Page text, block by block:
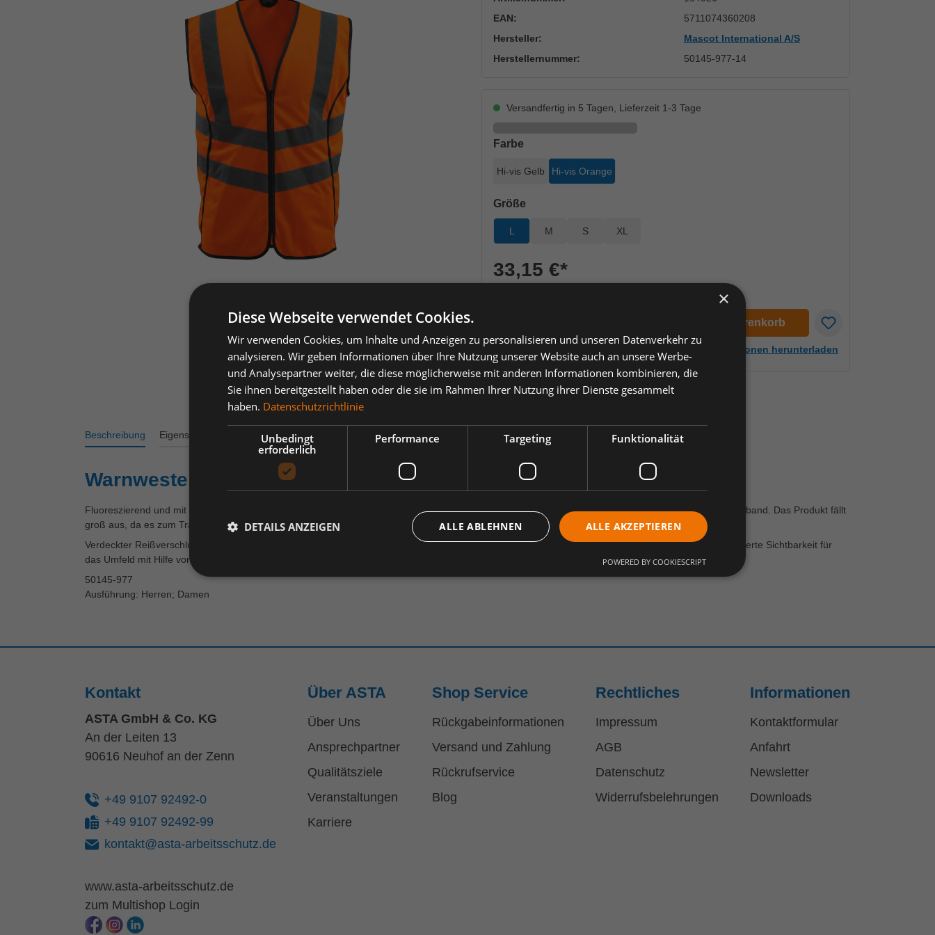
Hersteller: Mascot International A/S
EAN:
5711074360208
Herstellernummer: 50145-977-14
Versandfertig in 5 Tagen, Lieferzeit 1-3 Tage
Farbe
Hi-vis Gelb Hi-vis Orange
Größe
L M S XL
33,15 €*
In den Warenkorb
Artikelinformationen herunterladen
Beschreibung Eigenschaften Varianten Bewertungen Downloads 1
Warnweste MASCOT® Wingate 50145-977 Hi-vis Orange, Gr. L
Fluoreszierend und mit Reflexschulterstreifen sowie schräg verlaufenden Reflexen. Reißverschluss, durchgehend. Innentasche. Eingefasst mit Schrägband. Das Produkt fällt
groß aus, da es zum Tragen über der Kleidung gedacht ist.
Verdeckter Reißverschluss zum Schutz vor Staub und Schmutz.; Fällt groß aus - gedacht um über der übrigen Kleidung getragen zu werden.; Verbesserte Sichtbarkeit für
das Umfeld mit Hilfe von Reflexschulterstreifen sowie schrägverlaufenden Reflexen.; Mit Schrägband eingefasst.; Innentasche.
50145-977
Ausführung: Herren; Damen
Kontakt
ASTA GmbH & Co. KG
An der Leiten 13
90616 Neuhof an der Zenn
+49 9107 92492-0
+49 9107 92492-99
kontakt@asta-arbeitsschutz.de
www.asta-arbeitsschutz.de
zum Multishop Login
Über ASTA
Über Uns
Ansprechpartner
Qualitätsziele
Veranstaltungen
Karriere
Shop Service
Rückgabeinformationen
Versand und Zahlung
Rückrufservice
Blog
Rechtliches
Impressum
AGB
Datenschutz
Widerrufsbelehrungen
Informationen
Kontaktformular
Anfahrt
Newsletter
Downloads
×
Diese Webseite verwendet Cookies.
Wir verwenden Cookies, um Inhalte und Anzeigen zu personalisieren und unseren Datenverkehr zu
analysieren. Wir geben Informationen über Ihre Nutzung unserer Website auch an unsere Werbe-
und Analysepartner weiter, die diese möglicherweise mit anderen Informationen kombinieren, die
Sie ihnen bereitgestellt haben oder die sie im Rahmen Ihrer Nutzung ihrer Dienste gesammelt
haben. Datenschutzrichtlinie
Unbedingt
erforderlich
Performance Targeting Funktionalität
ALLE AKZEPTIEREN
ALLE ABLEHNEN
DETAILS ANZEIGEN
POWERED BY COOKIESCRIPT